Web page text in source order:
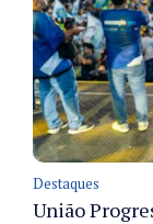
Destaques